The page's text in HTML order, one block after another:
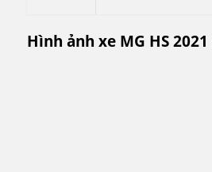
Hình ảnh xe MG HS